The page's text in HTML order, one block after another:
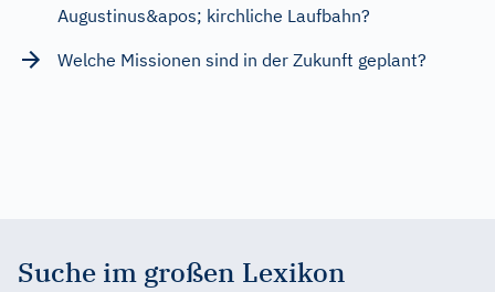
Augustinus&apos; kirchliche Laufbahn?
Welche Missionen sind in der Zukunft geplant?
Suche im großen Lexikon